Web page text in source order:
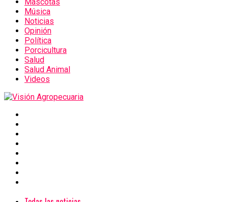
Mascotas
Música
Noticias
Opinión
Política
Porcicultura
Salud
Salud Animal
Videos